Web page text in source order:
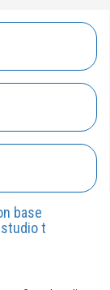
base
t